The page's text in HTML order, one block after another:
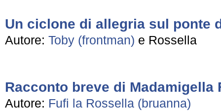
Un ciclone di allegria sul ponte
Autore: Toby (frontman) e Rossella
Racconto breve di Madamigella
Autore: Fufi la Rossella (bruanna)